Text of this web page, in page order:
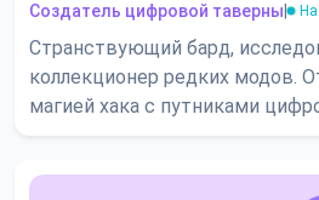
Создатель цифровой таверны| На
Странствующий бард,
коллекционер редких модов.
магией хака с путниками